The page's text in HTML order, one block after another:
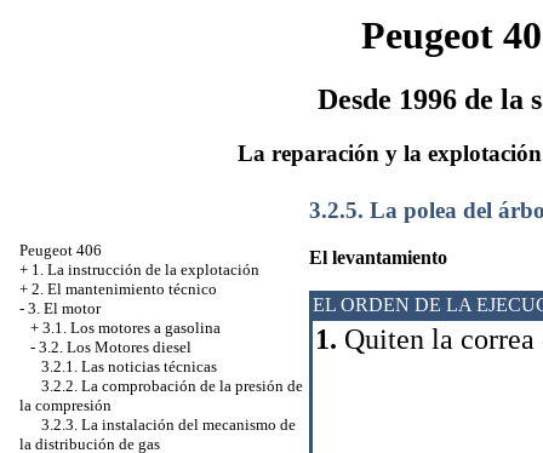
Peugeot
Desde 1996 de la
La reparación y la
Peugeot 406
+ 1. La instrucción de la explotación
+ 2. El mantenimiento técnico
- 3. El motor
+ 3.1. Los motores a gasolina
- 3.2. Los Motores diesel
3.2.1. Las noticias técnicas
3.2.2. La comprobación de la presión de
la compresión
3.2.3. La instalación del mecanismo de
la distribución de gas
3.2.5. La polea del
El levantamiento
EL ORDEN DE LA
1. Quiten la